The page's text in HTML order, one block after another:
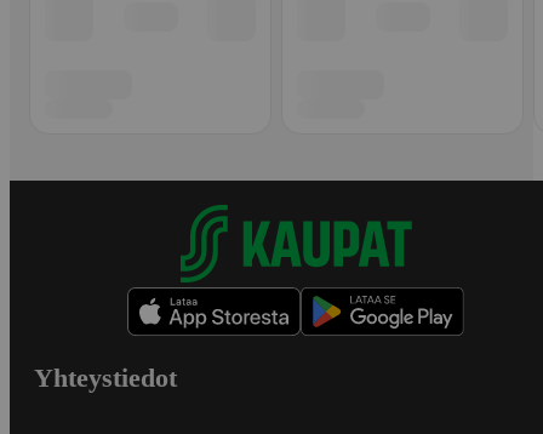
Yhteystiedot